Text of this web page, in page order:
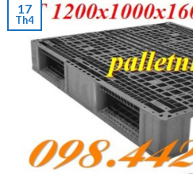
17
Th4